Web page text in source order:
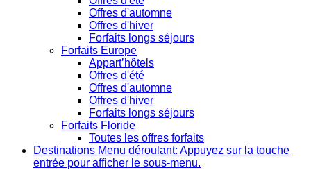
Offres d'automne
Offres d'hiver
Forfaits longs séjours
Forfaits Europe
Appart’hôtels
Offres d'été
Offres d'automne
Offres d'hiver
Forfaits longs séjours
Forfaits Floride
Toutes les offres forfaits
Destinations Menu déroulant: Appuyez sur la touche
entrée pour afficher le sous-menu.